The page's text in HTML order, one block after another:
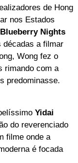
de Hong
nos Estados
Nights
décadas a filmar
Wong fez o
rimando com a
predominasse.
Yidai
do reverenciado
filme onde a
é focada